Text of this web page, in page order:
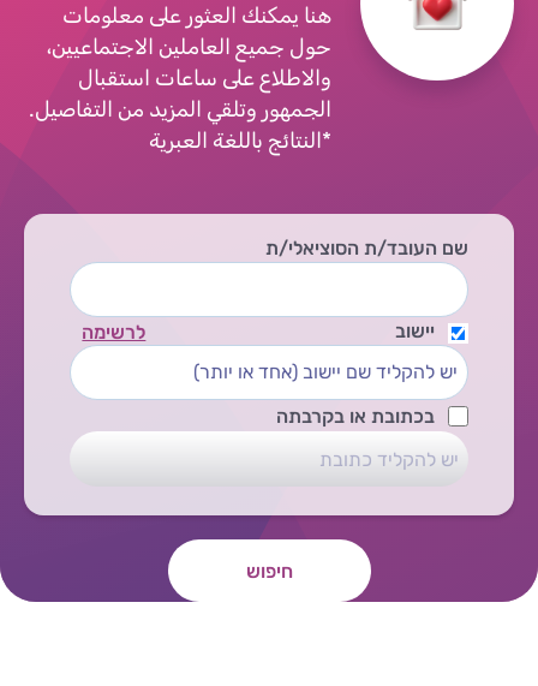
هنا يمكنك العثور على معلومات
حول جميع العاملين الاجتماعيين،
والاطلاع على ساعات استقبال
الجمهور وتلقي المزيد من التفاصيل.
*النتائج باللغة العبرية
שם העובד/ת הסוציאלי/ת
יישוב לרשימה
בכתובת או בקרבתה
חיפוש